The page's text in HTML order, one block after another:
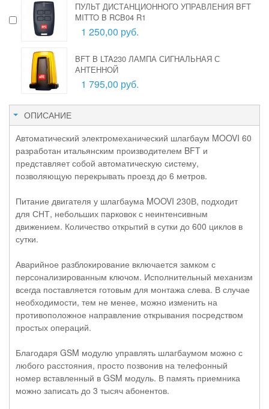
ПУЛЬТ ДИСТАНЦИОННОГО УПРАВЛЕНИЯ BFT
MITTO B RCB04 R1
1 250,00 руб.
BFT B LTA230 ЛАМПА СИГНАЛЬНАЯ С
АНТЕННОЙ
1 795,00 руб.
ОПИСАНИЕ
Автоматический электромеханический шлагбаум MOOVI 60
разработан итальянским производителем BFT и
представляет собой автоматическую систему,
позволяющую перекрывать проезд до 6 метров.
Питание двигателя у шлагбаума MOOVI 230В, подходит
для СНТ, небольших парковок с неинтенсивным
движением. Количество открытий в сутки до 600 циклов в
сутки.
Аварийное разблокирование включается замком с
персонализированным ключом. Исполнительный механизм
всегда поставляется готовым для монтажа слева. В случае
необходимости, тем не менее, можно изменить на
противоположное направление открывания посредством
простых операций.
Благодаря GSM модулю управлять шлагбаумом можно с
любого расстояния, просто позвонив на телефонный
номер вставленный в GSM модуль. В память приемника
можно записать до 3 тысяч абонентов.